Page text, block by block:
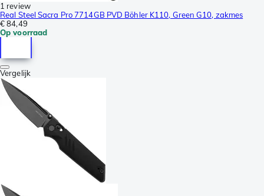
1 review
Real Steel Sacra Pro 7714GB PVD Böhler K110, Green G10, zakmes
€ 84,49
Op voorraad
Vergelijk